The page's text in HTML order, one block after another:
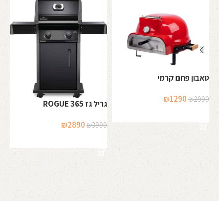
טאבון פחם קרמי
₪2999
המחיר
היה:
₪1290
הוא:
₪1290.
גריל גז ROGUE 365
₪3999
המחיר
היה:
₪3999.
₪2890
הוא: